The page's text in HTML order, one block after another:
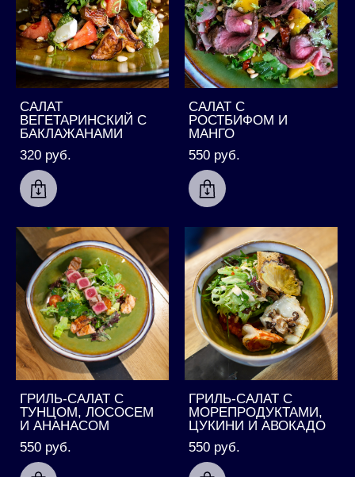
САЛАТ
ВЕГЕТАРИНСКИЙ С
БАКЛАЖАНАМИ
320 pуб.
САЛАТ С
РОСТБИФОМ И
МАНГО
550 pуб.
ГРИЛЬ-САЛАТ С
ТУНЦОМ, ЛОСОСЕМ
И АНАНАСОМ
550 pуб.
ГРИЛЬ-САЛАТ С
МОРЕПРОДУКТАМИ,
ЦУКИНИ И АВОКАДО
550 pуб.